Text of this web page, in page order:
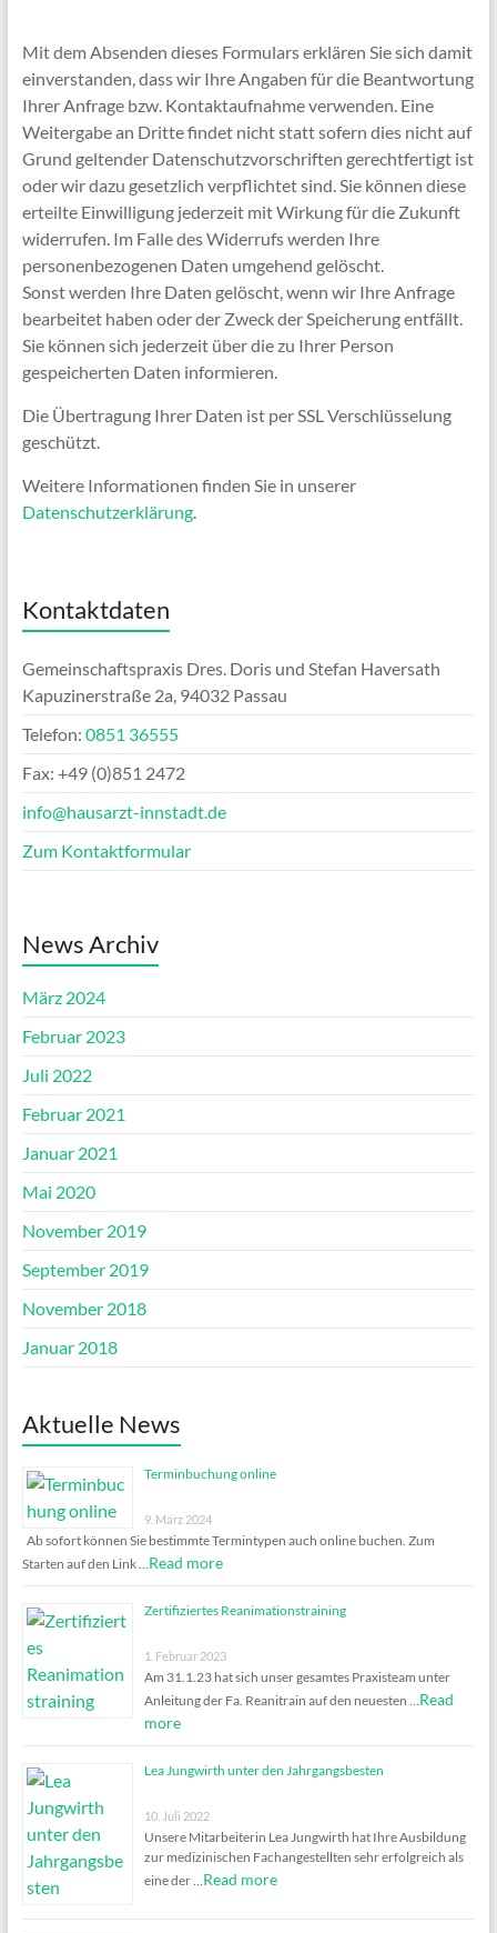
Mit dem Absenden dieses Formulars erklären Sie sich damit
einverstanden, dass wir Ihre Angaben für die Beantwortung
Ihrer Anfrage bzw. Kontaktaufnahme verwenden. Eine
Weitergabe an Dritte findet nicht statt sofern dies nicht auf
Grund geltender Datenschutzvorschriften gerechtfertigt ist
oder wir dazu gesetzlich verpflichtet sind. Sie können diese
erteilte Einwilligung jederzeit mit Wirkung für die Zukunft
widerrufen. Im Falle des Widerrufs werden Ihre
personenbezogenen Daten umgehend gelöscht.
Sonst werden Ihre Daten gelöscht, wenn wir Ihre Anfrage
bearbeitet haben oder der Zweck der Speicherung entfällt.
Sie können sich jederzeit über die zu Ihrer Person
gespeicherten Daten informieren.
Die Übertragung Ihrer Daten ist per SSL Verschlüsselung
geschützt.
Weitere Informationen finden Sie in unserer
Datenschutzerklärung.
Kontaktdaten
Gemeinschaftspraxis Dres. Doris und Stefan Haversath
Kapuzinerstraße 2a, 94032 Passau
Telefon: 0851 36555
Fax: +49 (0)851 2472
info@hausarzt-innstadt.de
Zum Kontaktformular
News Archiv
März 2024
Februar 2023
Juli 2022
Februar 2021
Januar 2021
Mai 2020
November 2019
September 2019
November 2018
Januar 2018
Aktuelle News
Terminbuchung online
9. März 2024
Ab sofort können Sie bestimmte Termintypen auch online buchen. Zum
Starten auf den Link … Read more
Zertifiziertes Reanimationstraining
1. Februar 2023
Am 31.1.23 hat sich unser gesamtes Praxisteam unter
Anleitung der Fa. Reanitrain auf den neuesten … Read
more
Lea Jungwirth unter den Jahrgangsbesten
10. Juli 2022
Unsere Mitarbeiterin Lea Jungwirth hat Ihre Ausbildung
zur medizinischen Fachangestellten sehr erfolgreich als
eine der … Read more